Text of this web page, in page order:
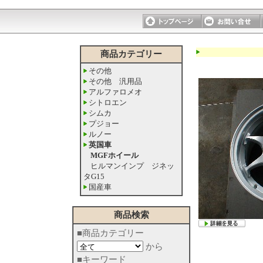
商品カテゴリー
その他
その他 汎用品
アルファロメオ
シトロエン
シムカ
プジョー
ルノー
英国車
MGFホイール
ヒルマンインプ ジネッ
タG15
国産車
商品検索
■商品カテゴリー
から
■キーワード